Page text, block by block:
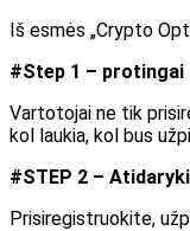
Iš esmės „Crypto
#Step 1 –
Vartotojai ne tik
kol laukia, kol bus
#STEP 2 –
Prisiregistruokite,